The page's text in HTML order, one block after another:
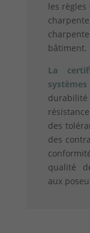
les règles
bâtiment.
La
des
des
qualité
aux